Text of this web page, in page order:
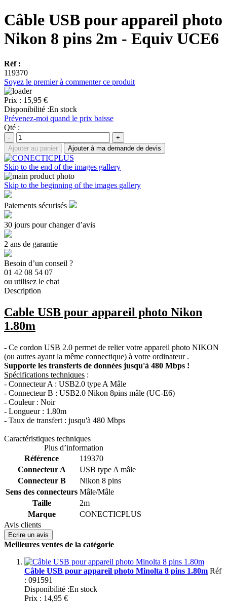
Câble USB pour appareil photo
Nikon 8 pins 2m - Equiv UCE6
Réf :
119370
Soyez le premier à commenter ce produit
Prix : 15,95 €
Disponibilité :En stock
Prévenez-moi quand le prix baisse
Qté :
-
+
Ajouter au panier
Ajouter à ma demande de devis
Skip to the end of the images gallery
Skip to the beginning of the images gallery
Paiements sécurisés
30 jours pour changer d’avis
2 ans de garantie
Besoin d’un conseil ?
01 42 08 54 07
ou utilisez le chat
Description
Cable USB pour appareil photo Nikon
1.80m
- Ce cordon USB 2.0 permet de relier votre appareil photo NIKON
(ou autres ayant la même connectique) à votre ordinateur .
Supporte les transferts de données jusqu'à 480 Mbps !
Spécifications techniques :
- Connecteur A : USB2.0 type A Mâle
- Connecteur B : USB2.0 Nikon 8pins mâle (UC-E6)
- Couleur : Noir
- Longueur : 1.80m
- Taux de transfert : jusqu'à 480 Mbps
Caractéristiques techniques
Plus d’information
Référence
119370
Connecteur A
USB type A mâle
Connecteur B
Nikon 8 pins
Sens des connecteurs Mâle/Mâle
Taille
2m
Marque
CONECTICPLUS
Avis clients
Ecrire un avis
Meilleures ventes de la catégorie
Câble USB pour appareil photo Minolta 8 pins 1.80m Réf
: 091591
Disponibilité :En stock
Prix : 14,95 €